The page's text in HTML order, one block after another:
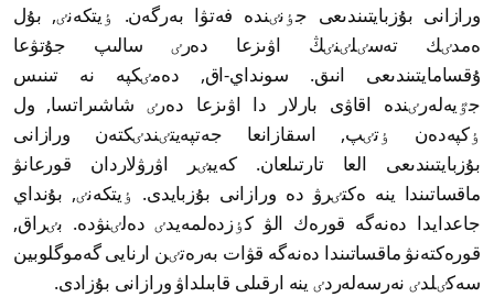
ورازانى بۇزبايتىندىعى جٶنٸندە فەتۋا بەرگەن. ٶيتكەنٸ, بۇل
ەمدٸك تەسٸلٸنٸڭ اۋىزعا دەرٸ سالىپ جۇتۋعا
ۇقسامايتىندىعى انىق. سونداي-اق, دەمٸكپە نە تىنىس
جٷيەلەرٸندە اقاۋى بارلار دا اۋىزعا دەرٸ شاشىراتسا, ول
ٶكپەدەن ٶتٸپ, اسقازانعا جەتپەيتٸندٸكتەن ورازانى
بۇزبايتىندىعى العا تارتىلعان. كەيبٸر اۋرۋلاردان قورعانۋ
ماقساتىندا ينە ەكتٸرۋ دە ورازانى بۇزبايدى. ٶيتكەنٸ, بۇنداي
جاعدايدا دەنەگە قورەك الۋ كٶزدەلمەيدٸ دەلٸنۋدە. بٸراق,
قورەكتەنۋ ماقساتىندا دەنەگە قۋات بەرەتٸن ارنايى گەموگلوبين
سەكٸلدٸ نەرسەلەردٸ ينە ارقىلى قابىلداۋ ورازانى بۇزادى.